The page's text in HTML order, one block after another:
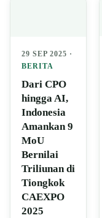
29 SEP 2025 ·
BERITA
Dari CPO
hingga AI,
Indonesia
Amankan 9
MoU
Bernilai
Triliunan di
Tiongkok
CAEXPO
2025